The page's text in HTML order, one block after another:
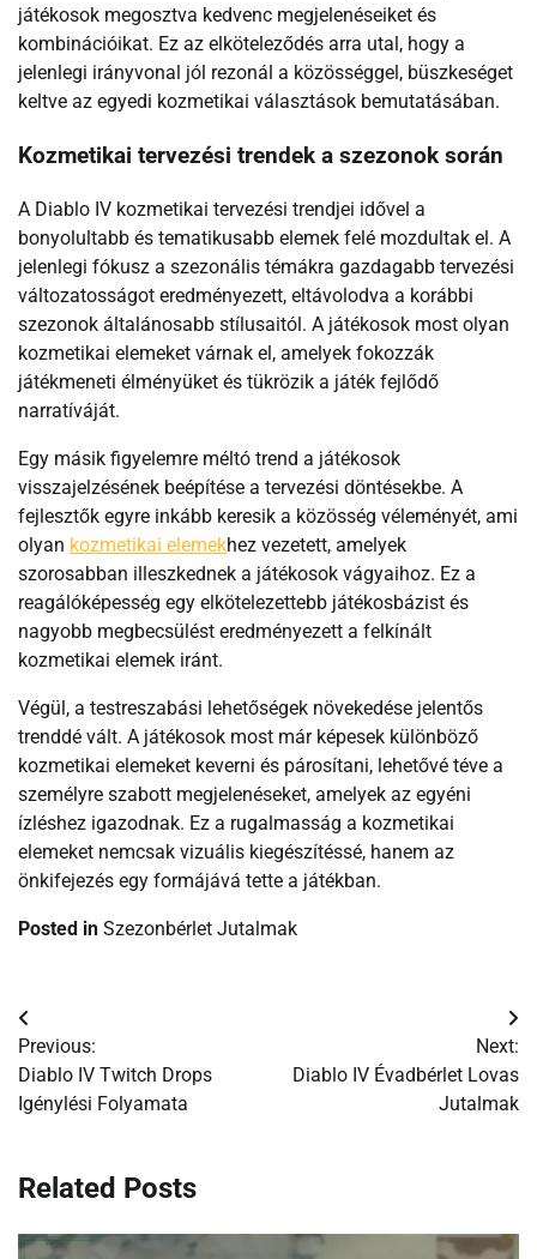
játékosok megosztva kedvenc megjelenéseiket és
kombinációikat. Ez az elköteleződés arra utal, hogy a
jelenlegi irányvonal jól rezonál a közösséggel, büszkeséget
keltve az egyedi kozmetikai választások bemutatásában.
Kozmetikai tervezési trendek a szezonok során
A Diablo IV kozmetikai tervezési trendjei idővel a
bonyolultabb és tematikusabb elemek felé mozdultak el. A
jelenlegi fókusz a szezonális témákra gazdagabb tervezési
változatosságot eredményezett, eltávolodva a korábbi
szezonok általánosabb stílusaitól. A játékosok most olyan
kozmetikai elemeket várnak el, amelyek fokozzák
játékmeneti élményüket és tükrözik a játék fejlődő
narratíváját.
Egy másik figyelemre méltó trend a játékosok
visszajelzésének beépítése a tervezési döntésekbe. A
fejlesztők egyre inkább keresik a közösség véleményét, ami
olyan kozmetikai elemekhez vezetett, amelyek
szorosabban illeszkednek a játékosok vágyaihoz. Ez a
reagálóképesség egy elkötelezettebb játékosbázist és
nagyobb megbecsülést eredményezett a felkínált
kozmetikai elemek iránt.
Végül, a testreszabási lehetőségek növekedése jelentős
trenddé vált. A játékosok most már képesek különböző
kozmetikai elemeket keverni és párosítani, lehetővé téve a
személyre szabott megjelenéseket, amelyek az egyéni
ízléshez igazodnak. Ez a rugalmasság a kozmetikai
elemeket nemcsak vizuális kiegészítéssé, hanem az
önkifejezés egy formájává tette a játékban.
Posted in Szezonbérlet Jutalmak
Post
navigation
Previous:
Diablo IV Twitch Drops
Igénylési Folyamata
Next:
Diablo IV Évadbérlet Lovas
Jutalmak
Related Posts